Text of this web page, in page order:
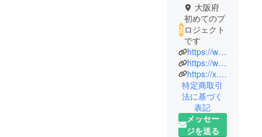
大阪府
初めてのプ
ロジェクト
です
https://www.nomijinja.jp/
https://www.instagram.com/nomishrine/
https://x.com/nomishrine
特定商取引
法に基づく
表記
メッセー
ジを送る